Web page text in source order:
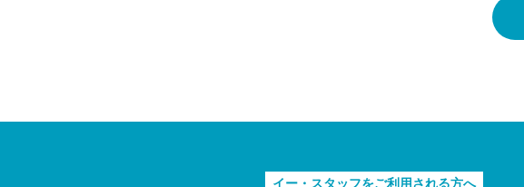
イー・スタッフをご利用される方へ